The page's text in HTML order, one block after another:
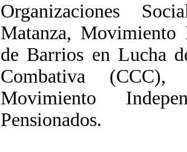
Organizaciones
Matanza, Movimiento
de Barrios en Lucha
Combativa (CCC),
Movimiento
Pensionados.